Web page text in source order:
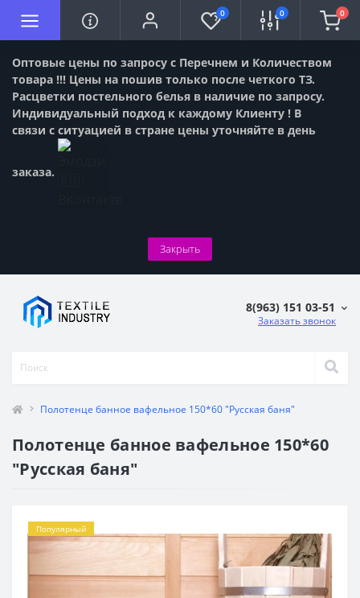
Оптовые цены по запросу с Перечнем и Количеством
товара !!! Цены на пошив только после четкого ТЗ.
Расцветки постельного белья в наличие по запросу.
Индивидуальный подход к каждому Клиенту ! В
связи с ситуацией в стране цены уточняйте в день
заказа.
Закрыть
0 0 0
8(963) 151 03-51
Заказать звонок
Полотенце банное вафельное 150*60 "Русская баня"
Полотенце банное вафельное 150*60
"Русская баня"
Популярный